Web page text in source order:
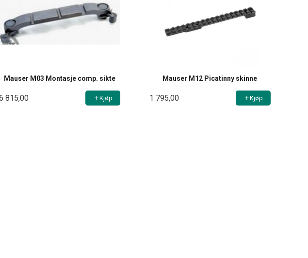
Mauser M03 Montasje comp. sikte
815,00 Kjøp
Mauser M12 Picatinny skinne
1 795,00 Kjøp